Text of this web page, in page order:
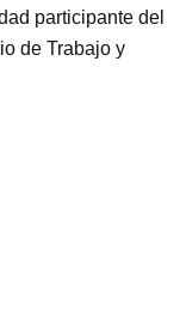
participante del
de Trabajo y